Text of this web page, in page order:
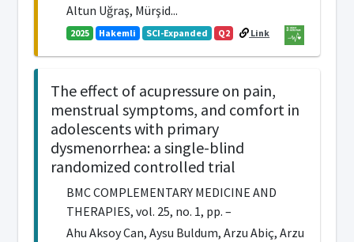
Altun Uğraş, Mürşid...
2025 Hakemli SCI-Expanded Q2 Link
The effect of acupressure on pain,
menstrual symptoms, and comfort in
adolescents with primary
dysmenorrhea: a single-blind
randomized controlled trial
BMC COMPLEMENTARY MEDICINE AND
THERAPIES, vol. 25, no. 1, pp. –
Ahu Aksoy Can, Aysu Buldum, Arzu Abiç, Arzu